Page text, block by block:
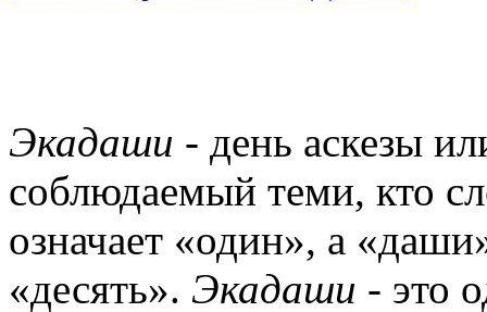
Экадаши - день аскезы
соблюдаемый теми, кто
означает «один», а
«десять». Экадаши - это